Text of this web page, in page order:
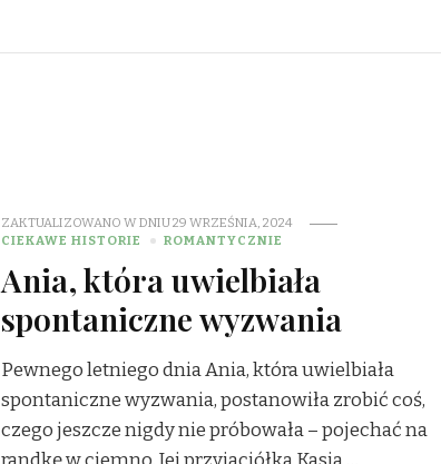
ZAKTUALIZOWANO W DNIU29 WRZEŚNIA, 2024
CIEKAWE HISTORIE
ROMANTYCZNIE
Ania, która uwielbiała
spontaniczne wyzwania
Pewnego letniego dnia Ania, która uwielbiała
spontaniczne wyzwania, postanowiła zrobić coś,
czego jeszcze nigdy nie próbowała – pojechać na